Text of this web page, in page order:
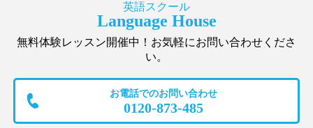
英語スクール
Language House
無料体験レッスン開催中！お気軽にお問い合わせくださ
い。
お電話でのお問い合わせ
0120-873-485